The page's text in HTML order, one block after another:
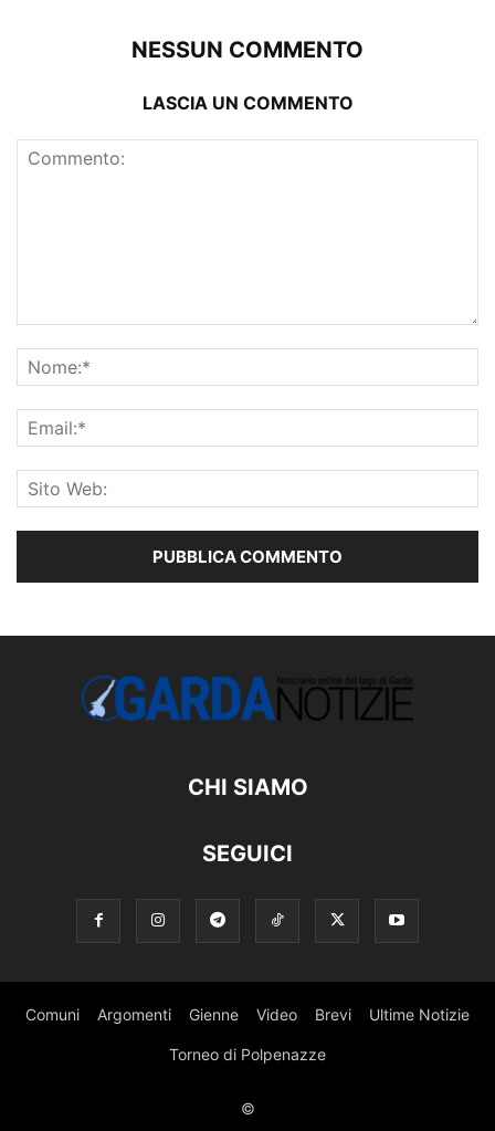
NESSUN COMMENTO
LASCIA UN COMMENTO
CHI SIAMO
SEGUICI
Comuni Argomenti Gienne Video Brevi Ultime Notizie
Torneo di Polpenazze
©